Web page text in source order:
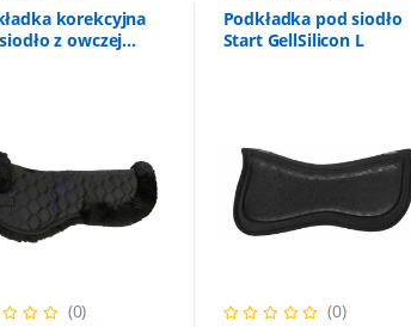
korekcyjna
z owczej
(0)
Podkładka pod siodło
Start GellSilicon L
(0)